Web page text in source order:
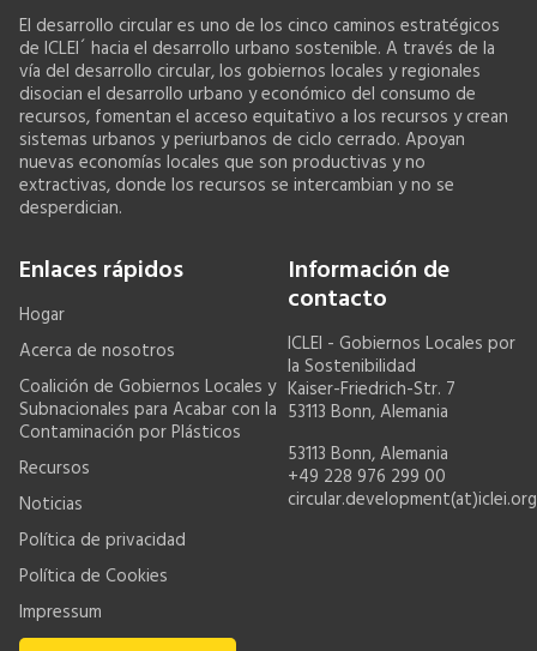
El desarrollo circular es uno de los cinco caminos estratégicos
de ICLEI´ hacia el desarrollo urbano sostenible. A través de la
vía del desarrollo circular, los gobiernos locales y regionales
disocian el desarrollo urbano y económico del consumo de
recursos, fomentan el acceso equitativo a los recursos y crean
sistemas urbanos y periurbanos de ciclo cerrado. Apoyan
nuevas economías locales que son productivas y no
extractivas, donde los recursos se intercambian y no se
desperdician.
Enlaces rápidos
Hogar
Acerca de nosotros
Coalición de Gobiernos Locales y
Subnacionales para Acabar con la
Contaminación por Plásticos
Recursos
Noticias
Política de privacidad
Política de Cookies
Impressum
Información de
contacto
ICLEI - Gobiernos Locales por
la Sostenibilidad
Kaiser-Friedrich-Str. 7
53113 Bonn, Alemania
53113 Bonn, Alemania
+49 228 976 299 00
circular.development(at)iclei.org